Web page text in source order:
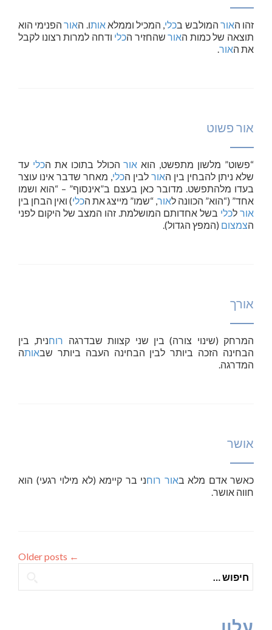
זהו האור המולבש בכלי, המכיל וממלאאותו. האורהפנימי הוא
תוצאה של כמות האורשהחזיר הכלי ודחה למרות רצונו לקבל
את האור.
אור פשוט
“פשוט” מלשון מתפשט, הוא אורהכולל בתוכו את הכלי עד
שלא ניתן להבחין בין האור לבין הכלי, מאחר שדבר אינו עוצר
בעדו מלהתפשט. מדובר כאן בעצם ב”אינסוף” – “הוא ושמו
אחד” (“הוא” הכוונה לאור, “שמו” מייצג את הכלי) ואין הבחן בין
אור לכלי בשל אחדותם המושלמת. זהו המצב של היקום לפני
הצמצום (המפץ הגדול).
אורך
המרחק (שינוי צורה) בין שני קצוות שבדרגה רוחנית, בין
הבחינה הזכה ביותר לבין הבחינה העבה ביותר שבאותה
המדרגה.
אושר
כאשר אדם מלא באור רוחני בר קיימא (לא מילוי רגעי) הוא
חווה אושר.
←